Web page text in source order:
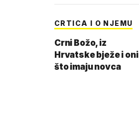
CRTICA I O NJEMU
Crni Božo, iz
Hrvatske bježe i oni
što imaju novca